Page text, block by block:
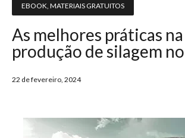
EBOOK MATERIAIS GRATUITOS
As melhores práticas na
produção de silagem
22 de fevereiro, 2024